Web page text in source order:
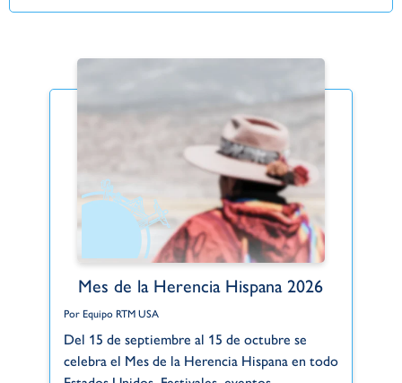
Mes de la Herencia Hispana 2026
Por Equipo RTM USA
Del 15 de septiembre al 15 de octubre se
celebra el Mes de la Herencia Hispana en todo